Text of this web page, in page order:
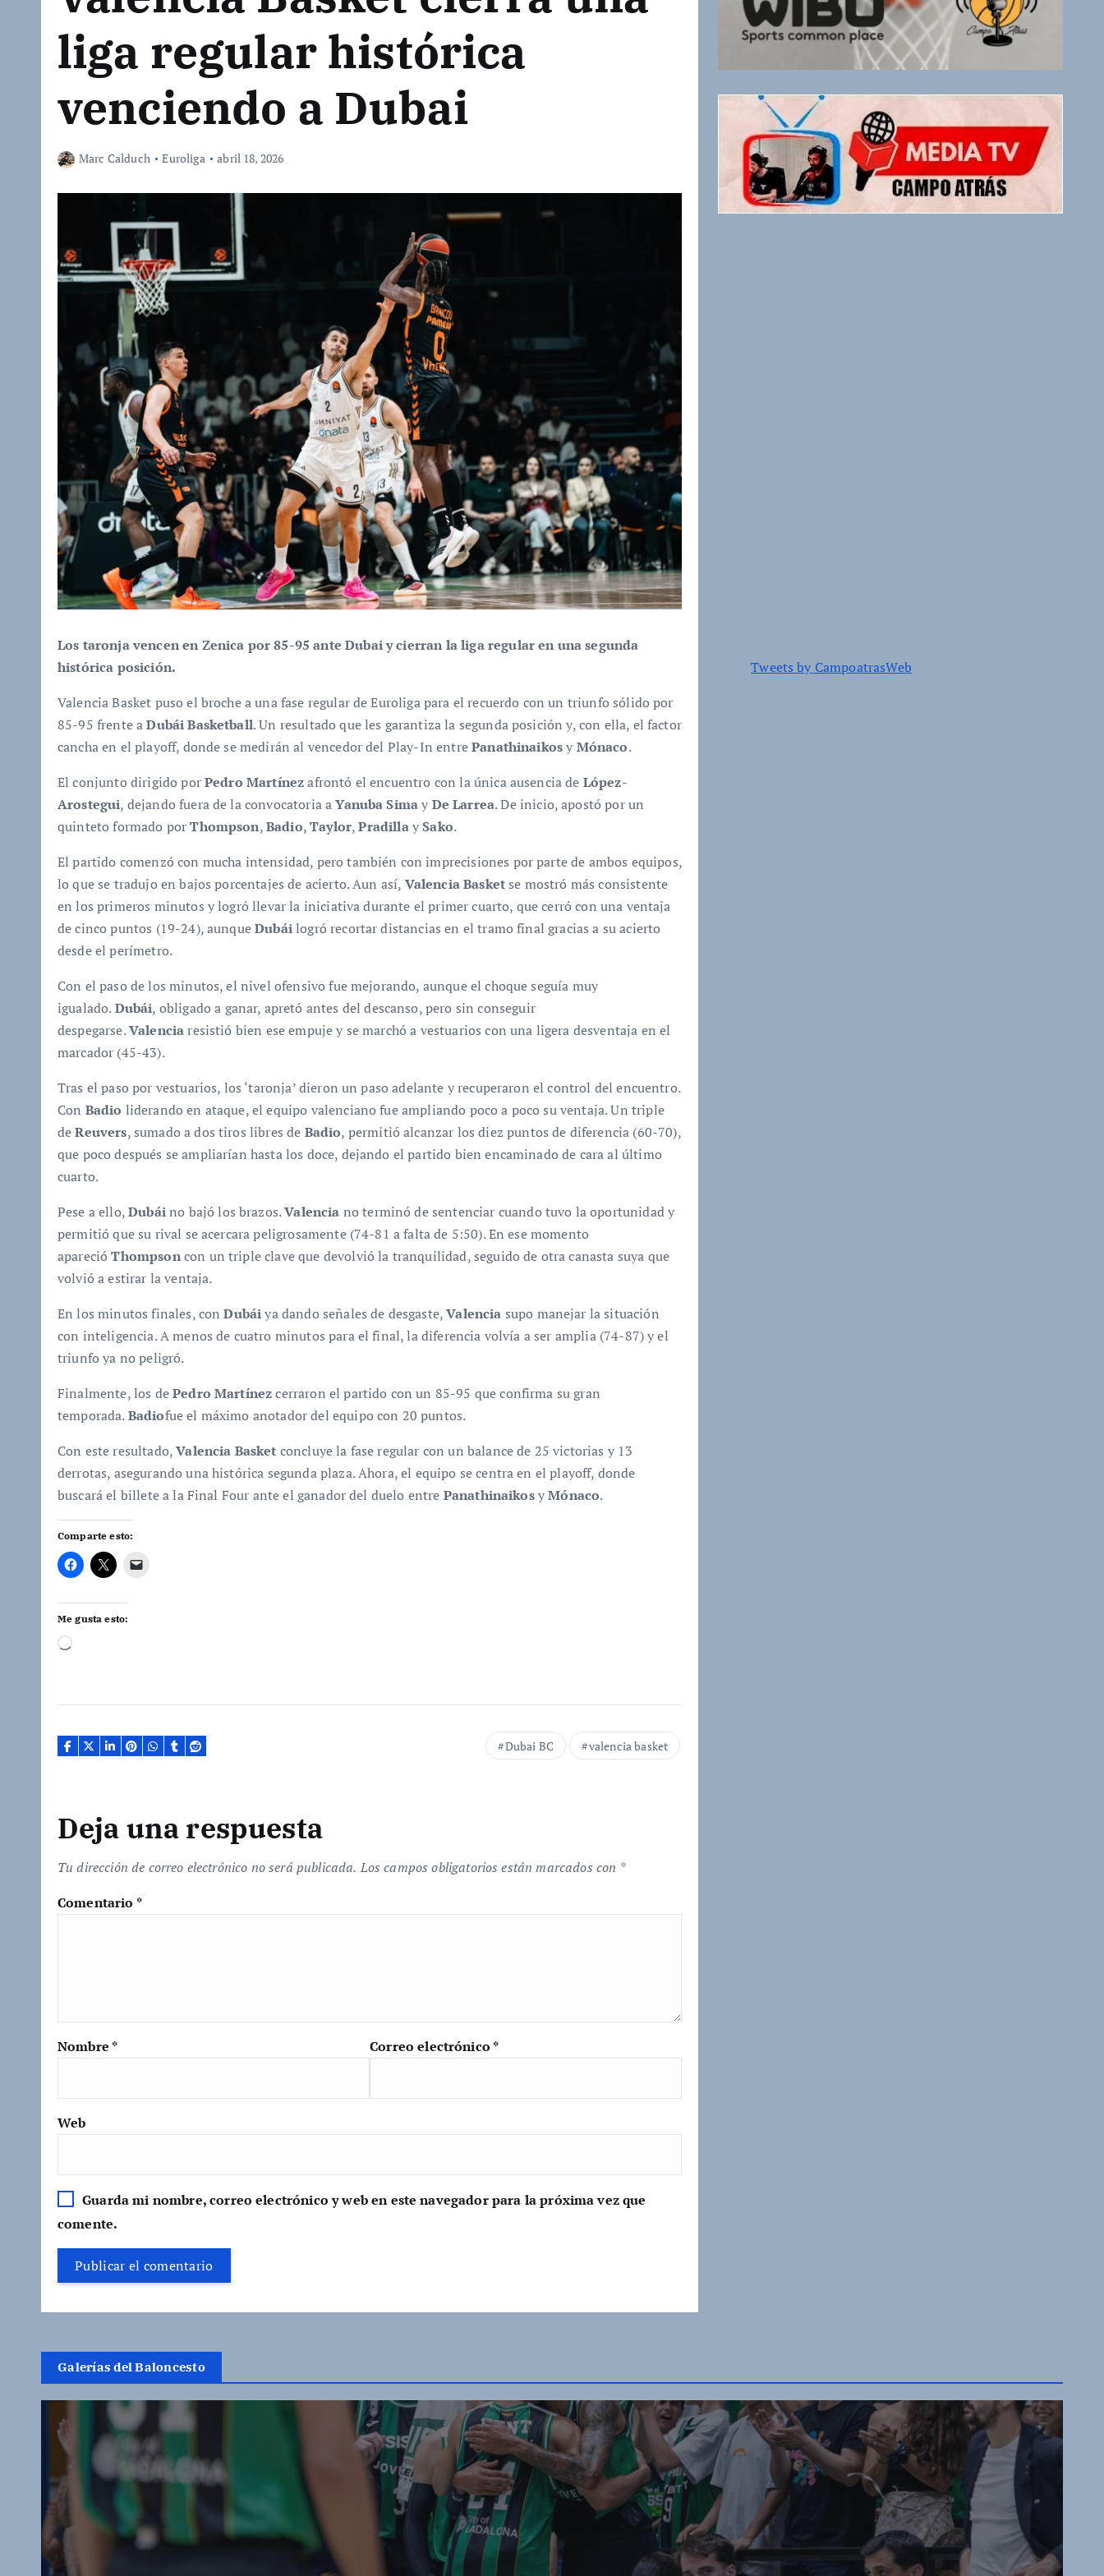
liga regular histórica
venciendo a Dubai
Marc Calduch Euroliga abril 18, 2026
Los taronja vencen en Zenica por 85-95 ante Dubai y cierran la liga regular en una segunda
histórica posición.
Valencia Basket puso el broche a una fase regular de Euroliga para el recuerdo con un triunfo sólido por
85-95 frente aDubái Basketball. Un resultado que les garantiza la segunda posición y, con ella, el factor
cancha en el playoff, donde se medirán al vencedor del Play-In entrePanathinaikosy Mónaco.
El conjunto dirigido porPedro Martínezafrontó el encuentro con la única ausencia de López-
Arostegui, dejando fuera de la convocatoria aYanuba Simay De Larrea. De inicio, apostó por un
quinteto formado porThompson,Badio,Taylor,PradillaySako.
El partido comenzó con mucha intensidad, pero también con imprecisiones por parte de ambos equipos,
lo que se tradujo en bajos porcentajes de acierto. Aun así, Valencia Basketse mostró más consistente
en los primeros minutos y logró llevar la iniciativa durante el primer cuarto, que cerró con una ventaja
de cinco puntos (19-24), aunqueDubáilogró recortar distancias en el tramo final gracias a su acierto
desde el perímetro.
Con el paso de los minutos, el nivel ofensivo fue mejorando, aunque el choque seguía muy
igualado.Dubái, obligado a ganar, apretó antes del descanso, pero sin conseguir
despegarse.Valenciaresistió bien ese empuje y se marchó a vestuarios con una ligera desventaja en el
marcador (45-43).
Tras el paso por vestuarios, los ‘taronja’ dieron un paso adelante y recuperaron el control del encuentro.
Con Badio liderando en ataque, el equipo valenciano fue ampliando poco a poco su ventaja. Un triple
deReuvers, sumado a dos tiros libres de Badio, permitió alcanzar los diez puntos de diferencia (60-70),
que poco después se ampliarían hasta los doce, dejando el partido bien encaminado de cara al último
cuarto.
Pese a ello,Dubáino bajó los brazos.Valencia no terminó de sentenciar cuando tuvo la oportunidad y
permitió que su rival se acercara peligrosamente (74-81 a falta de 5:50). En ese momento
aparecióThompsoncon un triple clave que devolvió la tranquilidad, seguido de otra canasta suya que
volvió a estirar la ventaja.
En los minutos finales, conDubáiya dando señales de desgaste,Valencia supo manejar la situación
con inteligencia. A menos de cuatro minutos para el final, la diferencia volvía a ser amplia (74-87) y el
triunfo ya no peligró.
Finalmente, los dePedro Martínezcerraron el partido con un 85-95 que confirma su gran
temporada.Badiofue el máximo anotador del equipo con 20 puntos.
Con este resultado,Valencia Basket concluye la fase regular con un balance de 25 victorias y 13
derrotas, asegurando una histórica segunda plaza. Ahora, el equipo se centra en el playoff, donde
buscará el billete a la Final Four ante el ganador del duelo entre PanathinaikosyMónaco.
Comparte esto:
Me gusta esto:
C
g
a
n
.
.
Dubai BC valencia basket
Deja una respuesta
Tu dirección de correo electrónico no será publicada. Los campos obligatorios están marcados con *
Comentario *
Nombre * Correo electrónico *
Web
Guarda mi nombre, correo electrónico y web en este navegador para la próxima vez que
comente.
Tweets by CampoatrasWeb
Galerías del Baloncesto